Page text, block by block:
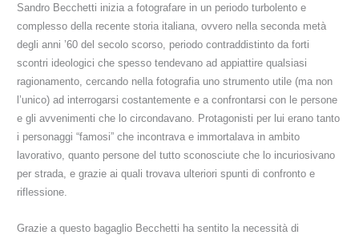
Sandro Becchetti inizia a fotografare in un periodo turbolento e
complesso della recente storia italiana, ovvero nella seconda metà
degli anni ’60 del secolo scorso, periodo contraddistinto da forti
scontri ideologici che spesso tendevano ad appiattire qualsiasi
ragionamento, cercando nella fotografia uno strumento utile (ma non
l’unico) ad interrogarsi costantemente e a confrontarsi con le persone
e gli avvenimenti che lo circondavano. Protagonisti per lui erano tanto
i personaggi “famosi” che incontrava e immortalava in ambito
lavorativo, quanto persone del tutto sconosciute che lo incuriosivano
per strada, e grazie ai quali trovava ulteriori spunti di confronto e
riflessione.
Grazie a questo bagaglio Becchetti ha sentito la necessità di